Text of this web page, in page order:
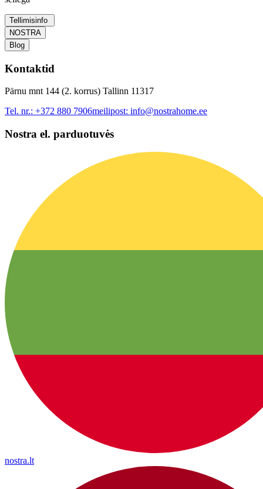
Tellimisinfo
NOSTRA
Blog
Kontaktid
Pärnu mnt 144 (2. korrus) Tallinn 11317
Tel. nr.: +372 880 7906meilipost: info@nostrahome.ee
Nostra el. parduotuvės
nostra.lt